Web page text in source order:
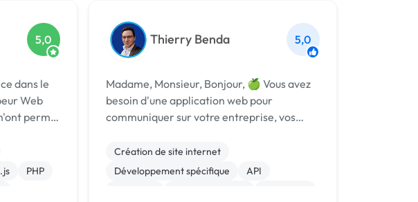
5,0
dans le
Web
permis
Web (fr...
PHP
Thierry Benda 5,0
Madame, Monsieur, Bonjour, 🍏 Vous avez
besoin d'une application web pour
communiquer sur votre entreprise, vos
ou encore vos prochains événements
business ? Je peux réaliser les applications
Création de site internet
Développement spécifique
API